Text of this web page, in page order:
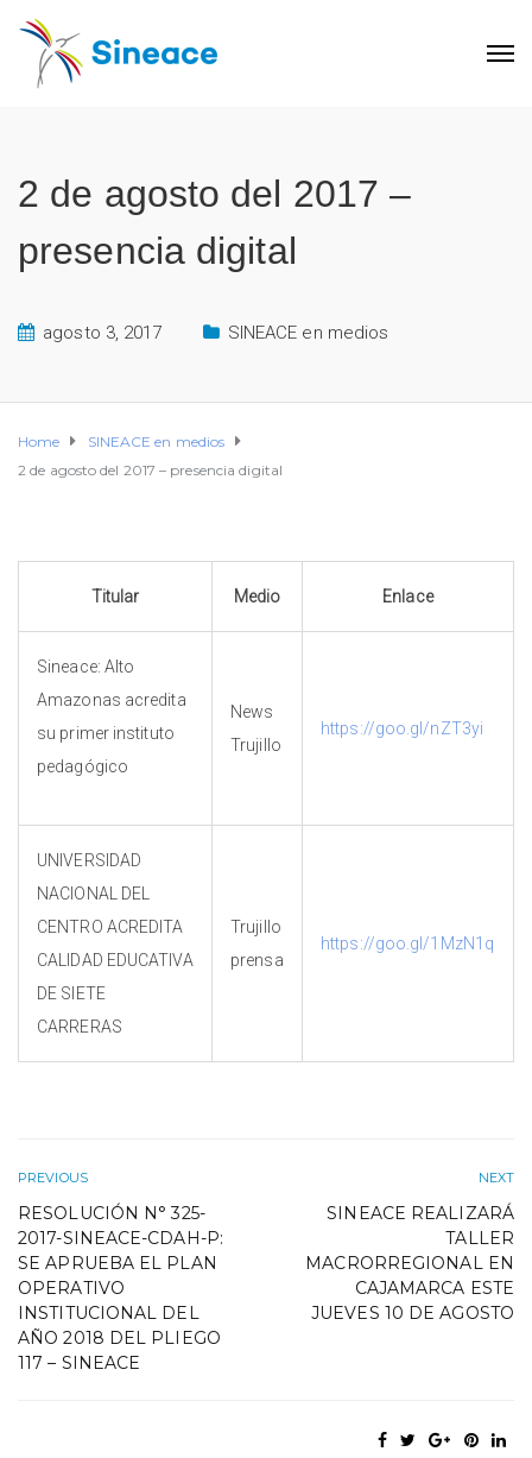
2 de agosto del 2017 –
presencia digital
agosto 3, 2017 SINEACE en medios
Home
SINEACE en medios
2 de agosto del 2017 – presencia digital
Titular Medio Enlace
Sineace: Alto
Amazonas acredita
su primer instituto
pedagógico
News
Trujillo
https://goo.gl/nZT3yi
UNIVERSIDAD
NACIONAL DEL
CENTRO ACREDITA
CALIDAD EDUCATIVA
DE SIETE
CARRERAS
Trujillo
prensa
https://goo.gl/1MzN1q
PREVIOUS
RESOLUCIÓN N° 325-
2017-SINEACE-CDAH-P:
SE APRUEBA EL PLAN
OPERATIVO
INSTITUCIONAL DEL
AÑO 2018 DEL PLIEGO
117 – SINEACE
NEXT
SINEACE REALIZARÁ
TALLER
MACRORREGIONAL EN
CAJAMARCA ESTE
JUEVES 10 DE AGOSTO